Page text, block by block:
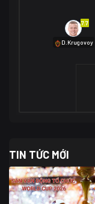
7.7
D.Krugovoy
TIN TỨC MỚI